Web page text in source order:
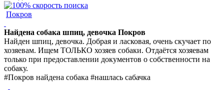
Покров
Найдена собака шпиц, девочка Покров
Найден шпиц, девочка. Добрая и ласковая, очень скучает по
хозяевам. Ищем ТОЛЬКО хозяев собаки. Отдаётся хозяевам
только при предоставлении документов о собственности на
собаку.
#Покров найдена собака #нашлась сабачка